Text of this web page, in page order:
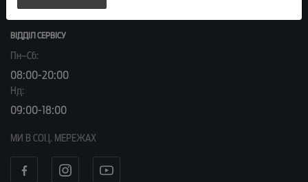
09:00-18:00
ВІДДІЛ CЕРВІСУ
Пн–Сб:
08:00-20:00
Нд:
09:00-18:00
МИ В СОЦ. МЕРЕЖАХ